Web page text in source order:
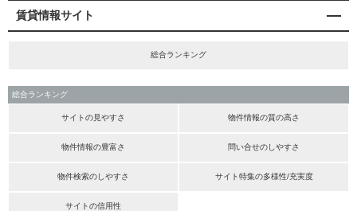
賃貸情報サイト
総合ランキング
総合ランキング
サイトの見やすさ 物件情報の質の高さ
物件情報の豊富さ 問い合せのしやすさ
物件検索のしやすさ サイト特集の多様性/充実度
サイトの信用性